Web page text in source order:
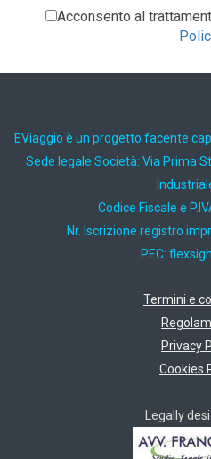
Acconsento al
EViaggio è un progetto facente
Sede legale Società: Via Prima
Codice Fiscale e
Nr. Iscrizione registro
PEC:
Termini e
Privacy
Cookies
Legally